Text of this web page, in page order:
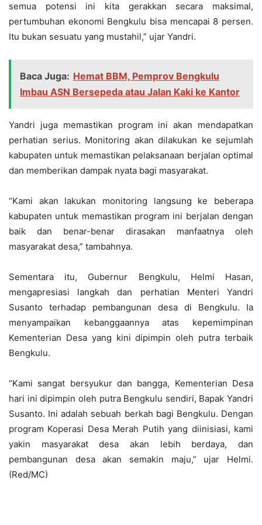
semua potensi ini kita gerakkan secara maksimal,
pertumbuhan ekonomi Bengkulu bisa mencapai 8 persen.
Itu bukan sesuatu yang mustahil,” ujar Yandri.
Baca Juga: Hemat BBM, Pemprov Bengkulu
Imbau ASN Bersepeda atau Jalan Kaki ke Kantor
Yandri juga memastikan program ini akan mendapatkan
perhatian serius. Monitoring akan dilakukan ke sejumlah
kabupaten untuk memastikan pelaksanaan berjalan optimal
dan memberikan dampak nyata bagi masyarakat.
“Kami akan lakukan monitoring langsung ke beberapa
kabupaten untuk memastikan program ini berjalan dengan
baik dan benar-benar dirasakan manfaatnya oleh
masyarakat desa,” tambahnya.
Sementara itu, Gubernur Bengkulu, Helmi Hasan,
mengapresiasi langkah dan perhatian Menteri Yandri
Susanto terhadap pembangunan desa di Bengkulu. Ia
menyampaikan kebanggaannya atas kepemimpinan
Kementerian Desa yang kini dipimpin oleh putra terbaik
Bengkulu.
“Kami sangat bersyukur dan bangga, Kementerian Desa
hari ini dipimpin oleh putra Bengkulu sendiri, Bapak Yandri
Susanto. Ini adalah sebuah berkah bagi Bengkulu. Dengan
program Koperasi Desa Merah Putih yang diinisiasi, kami
yakin masyarakat desa akan lebih berdaya, dan
pembangunan desa akan semakin maju,” ujar Helmi.
(Red/MC)